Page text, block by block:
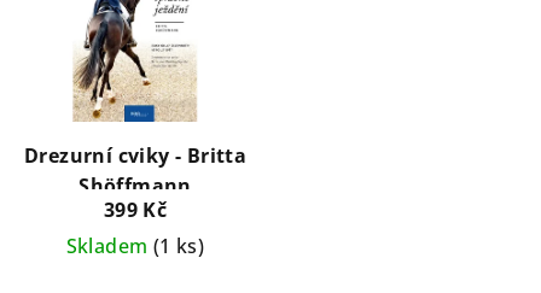
Drezurní cviky - Britta
Shöffmann
399 Kč
Skladem (1 ks)